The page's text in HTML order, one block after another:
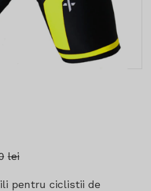
lei
pentru ciclistii de